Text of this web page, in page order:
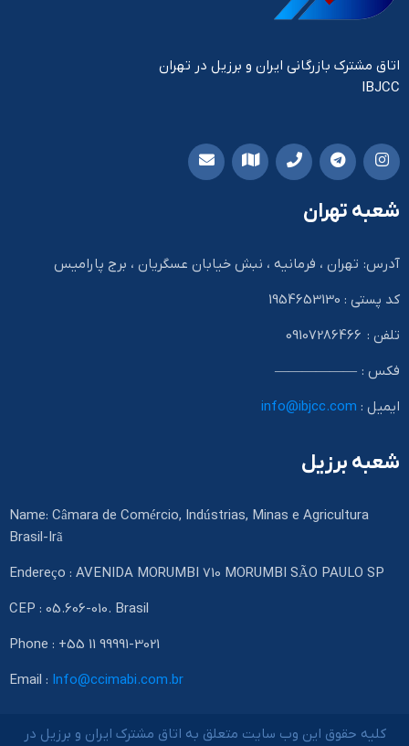
اتاق مشترک بازرگانی ایران و برزیل در تهران
IBJCC
شعبه تهران
آدرس: تهران ، فرمانیه ، نبش خیابان عسگریان ، برج پارامیس
کد پستی : 1954653130
تلفن : 09107286466
فکس : ——————
ایمیل : info@ibjcc.com
شعبه برزیل
Name: Câmara de Comércio, Indústrias, Minas e Agricultura
Brasil-Irã
Endereço : AVENIDA MORUMBI 710 MORUMBI SÃO PAULO SP
CEP : 05.606-010. Brasil
Phone : +55 11 99991-3021
Email : Info@ccimabi.com.br
کلیه حقوق این وب سایت متعلق به اتاق مشترک ایران و برزیل در